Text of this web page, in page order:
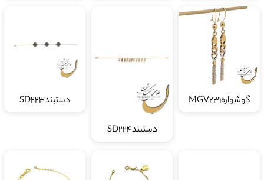
گوشوارهMGV231
دستبندSD224
دستبندSD223